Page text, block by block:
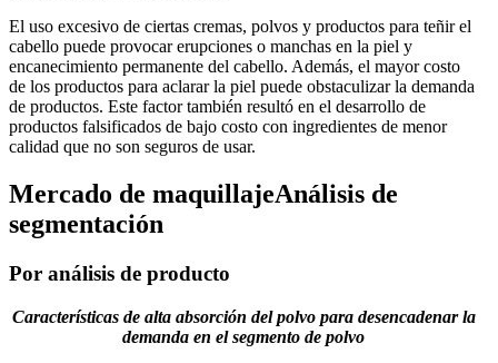
El uso excesivo de ciertas cremas, polvos y productos para teñir el
cabello puede provocar erupciones o manchas en la piel y
encanecimiento permanente del cabello. Además, el mayor costo
de los productos para aclarar la piel puede obstaculizar la demanda
de productos. Este factor también resultó en el desarrollo de
productos falsificados de bajo costo con ingredientes de menor
calidad que no son seguros de usar.
Mercado de maquillajeAnálisis de
segmentación
Por análisis de producto
Características de alta absorción del polvo para desencadenar la
demanda en el segmento de polvo